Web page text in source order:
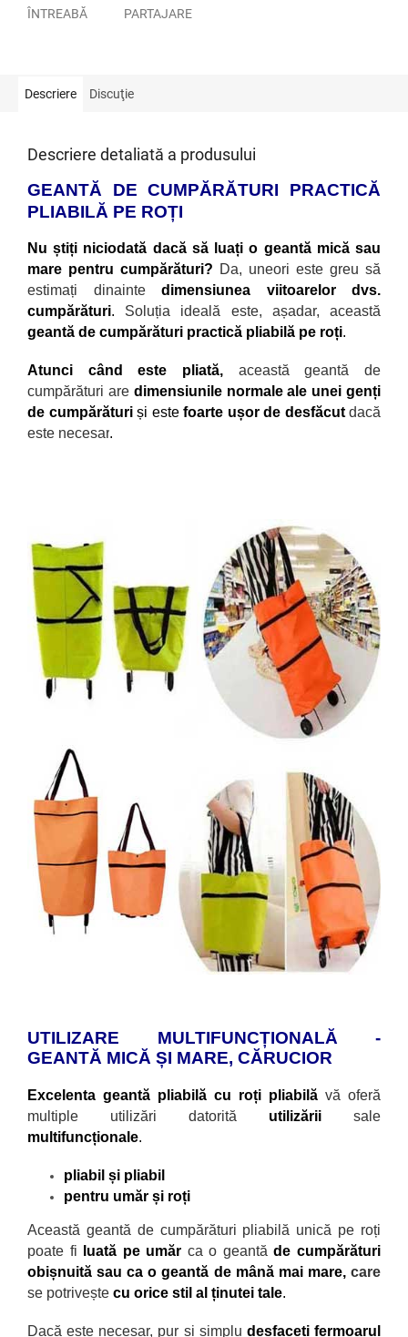
ÎNTREABĂ PARTAJARE
Descriere Discuţie
Descriere detaliată a produsului
GEANTĂ DE CUMPĂRĂTURI PRACTICĂ
PLIABILĂ PE ROȚI
Nu știți niciodată dacă să luați o geantă mică sau
mare pentru cumpărături? Da, uneori este greu să
estimați dinainte dimensiunea viitoarelor dvs.
cumpărături. Soluția ideală este, așadar, această
geantă de cumpărături practică pliabilă pe roți.
Atunci când este pliată, această geantă de
cumpărături are dimensiunile normale ale unei genți
de cumpărături și este foarte ușor de desfăcut dacă
este necesar.
UTILIZARE MULTIFUNCȚIONALĂ -
GEANTĂ MICĂ ȘI MARE, CĂRUCIOR
Excelenta geantă pliabilă cu roți pliabilă vă oferă
multiple utilizări datorită utilizării sale
multifuncționale.
pliabil și pliabil
pentru umăr și roți
Această geantă de cumpărături pliabilă unică pe roți
poate fi
luată pe umăr ca o geantăde cumpărături
obișnuită sau ca o geantă de mână mai mare,care
se potrivește cu orice stil al ținutei tale.
Dacă este necesar, pur și simplu desfaceți fermoarul